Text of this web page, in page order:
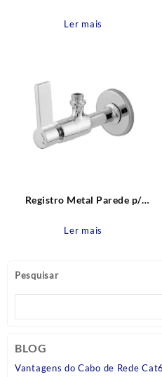
Pesquisar
BLOG
Vantagens do Cabo de Rede Cat6
1/4 VOLTA C70 Leão Metais
Ler mais
Registro Metal Parede p/
Leão Metais
Ler mais